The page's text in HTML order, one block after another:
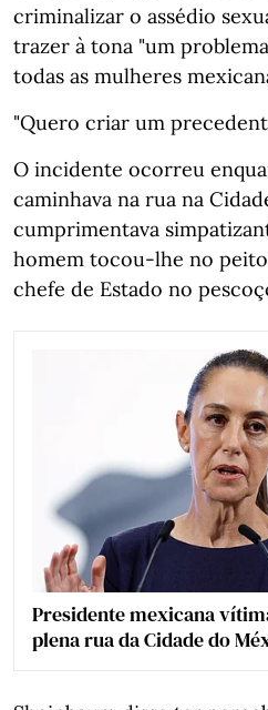
criminalizar o assédio
trazer à tona "um
todas as mulheres
"Quero criar um
O incidente ocorreu
caminhava na rua na
cumprimentava
homem tocou-lhe no
chefe de Estado no
Presidente mexicana
plena rua da Cidade do